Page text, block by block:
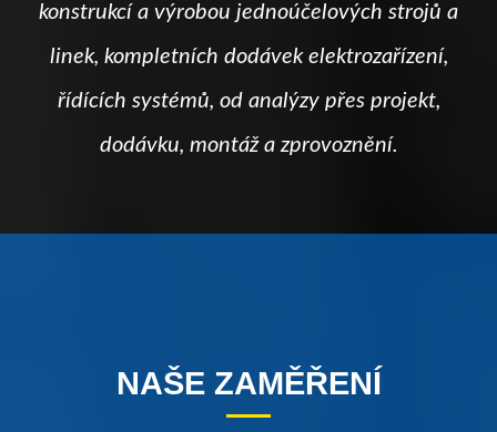
konstrukcí a výrobou jednoúčelových strojů a
linek, kompletních dodávek elektrozařízení,
řídících systémů, od analýzy přes projekt,
dodávku, montáž a zprovoznění.
NAŠE ZAMĚŘENÍ